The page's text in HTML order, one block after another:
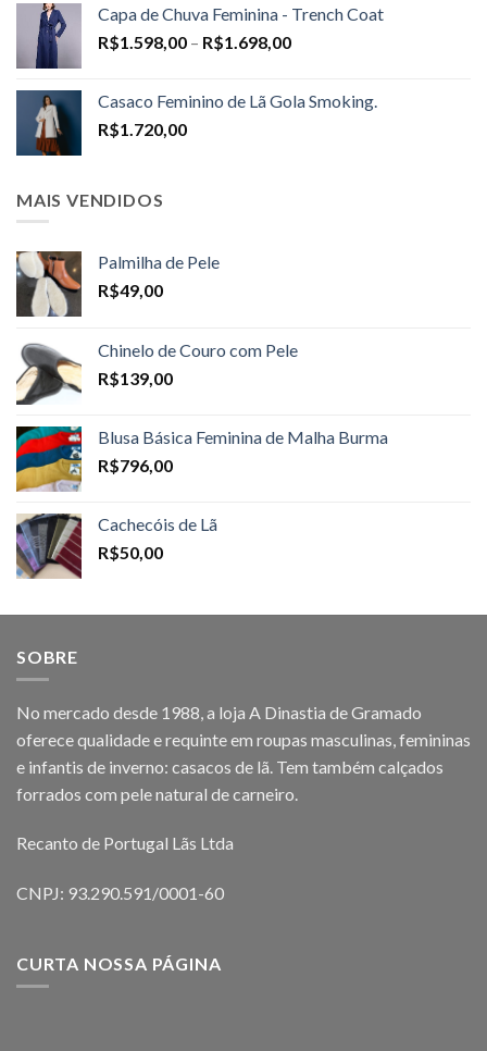
Capa de Chuva Feminina - Trench Coat
R$1.598,00 – R$1.698,00Price
through
Casaco Feminino de Lã Gola Smoking.
R$1.720,00
MAIS VENDIDOS
Palmilha de Pele
R$49,00
Chinelo de Couro com Pele
R$139,00
Blusa Básica Feminina de Malha Burma
R$796,00
Cachecóis de Lã
R$50,00
SOBRE
No mercado desde 1988, a loja A Dinastia de Gramado
oferece qualidade e requinte em roupas masculinas, femininas
e infantis de inverno: casacos de lã. Tem também calçados
forrados com pele natural de carneiro.
Recanto de Portugal Lãs Ltda
CNPJ: 93.290.591/0001-60
CURTA NOSSA PÁGINA